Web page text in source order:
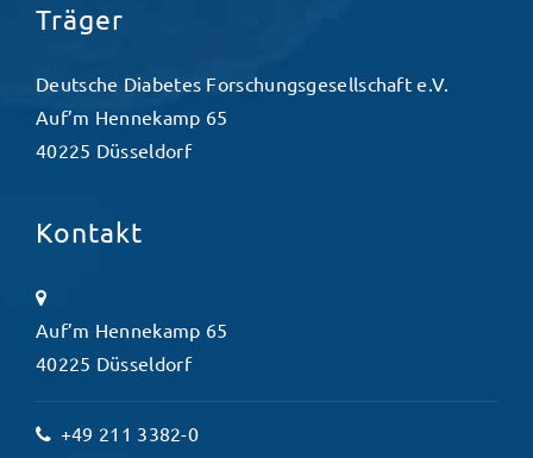
Träger
Deutsche Diabetes Forschungsgesellschaft e.V.
Auf’m Hennekamp 65
40225 Düsseldorf
Kontakt
Auf’m Hennekamp 65
40225 Düsseldorf
+49 211 3382-0